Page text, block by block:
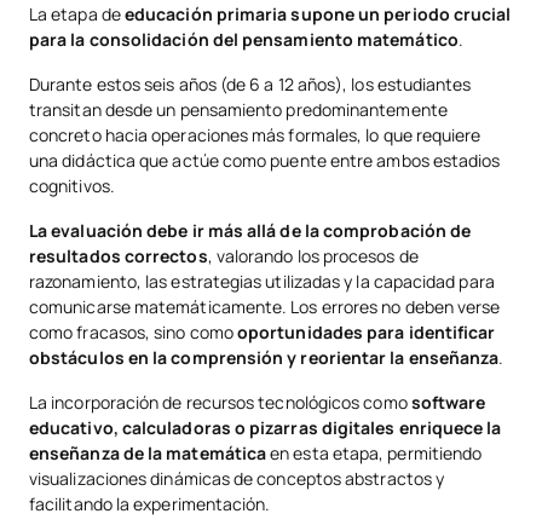
La etapa deeducación primaria supone un periodo crucial
para la consolidación del pensamiento matemático.
Durante estos seis años (de 6 a 12 años), los estudiantes
transitan desde un pensamiento predominantemente
concreto hacia operaciones más formales, lo que requiere
una didáctica que actúe como puente entre ambos estadios
cognitivos.
La evaluación debe ir más allá de la comprobación de
resultados correctos, valorando los procesos de
razonamiento, las estrategias utilizadas y la capacidad para
comunicarse matemáticamente. Los errores no deben verse
como fracasos, sino comooportunidades para identificar
obstáculos en la comprensión y reorientar la enseñanza.
La incorporación de recursos tecnológicos comosoftware
educativo, calculadoras o pizarras digitales enriquece la
enseñanza de la matemáticaen esta etapa, permitiendo
visualizaciones dinámicas de conceptos abstractos y
facilitando la experimentación.